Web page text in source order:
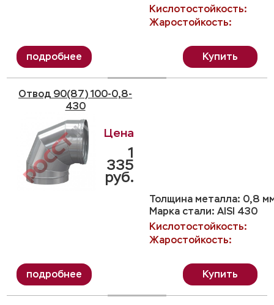
Кислотостойкость:
Жаростойкость:
Купить
Отвод 90(87) 100-0,8-
430
Толщина металла: 0,8
Марка стали: AISI 430
Кислотостойкость:
Жаростойкость:
1
335
руб.
Купить